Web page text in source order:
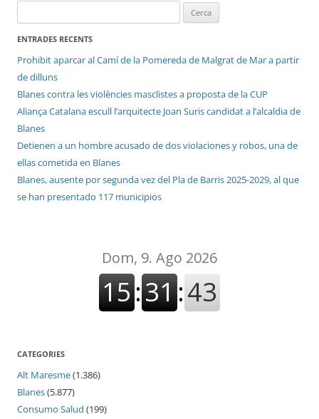
ENTRADES RECENTS
Prohibit aparcar al Camí de la Pomereda de Malgrat de Mar a partir
de dilluns
Blanes contra les violències masclistes a proposta de la CUP
Aliança Catalana escull l’arquitecte Joan Suris candidat a l’alcaldia de
Blanes
Detienen a un hombre acusado de dos violaciones y robos, una de
ellas cometida en Blanes
Blanes, ausente por segunda vez del Pla de Barris 2025-2029, al que
se han presentado 117 municipios
CATEGORIES
Alt Maresme(1.386)
Blanes(5.877)
Consumo Salud (199)